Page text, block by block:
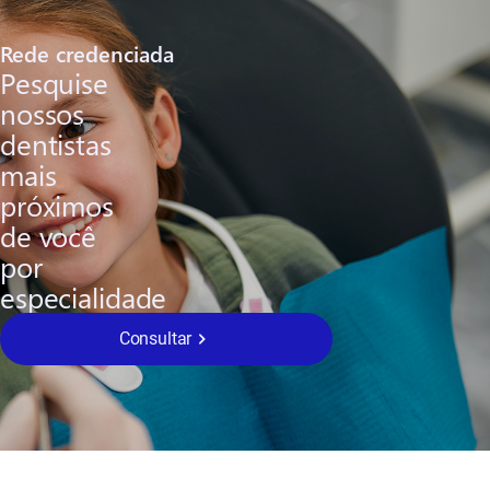
Rede credenciada
Pesquise
nossos
dentistas
mais
próximos
de você
por
especialidade
Consultar